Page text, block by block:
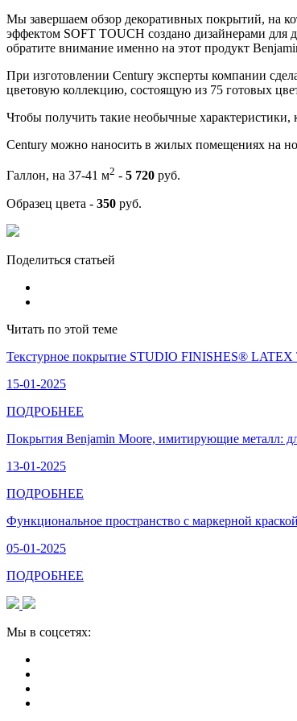
Мы завершаем обзор декоративных покрытий, на
эффектом SOFT TOUCH создано дизайнерами для
обратите внимание именно на этот продукт
При изготовлении Century эксперты компании
цветовую коллекцию, состоящую из 75 готовых
Чтобы получить такие необычные
Century можно наносить в жилых помещениях на
Галлон, на 37-41 м2 - 5 720 руб.
Образец цвета - 350 руб.
Поделиться статьей
Читать по этой теме
​Текстурное покрытие STUDIO FINISHES® LATEX
15-01-2025
ПОДРОБНЕЕ
​Покрытия Benjamin Moore, имитирующие металл:
13-01-2025
ПОДРОБНЕЕ
Функциональное пространство с маркерной
05-01-2025
ПОДРОБНЕЕ
Мы в соцсетях: